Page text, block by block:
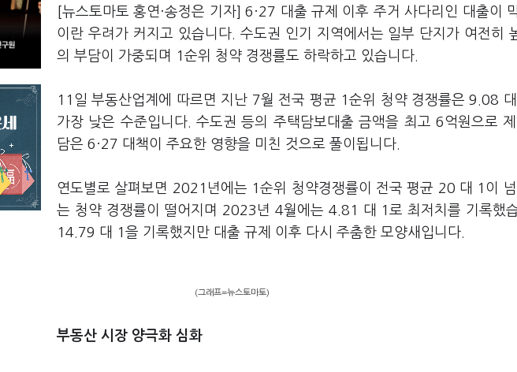
[뉴스토마토 홍연·송정은 기자] 6·27 대출 규제 이후 주거 사다리인 대출이
이란 우려가 커지고 있습니다. 수도권 인기 지역에서는 일부 단지가 여전히
의 부담이 가중되며 1순위 청약 경쟁률도 하락하고 있습니다.
11일 부동산업계에 따르면 지난 7월 전국 평균 1순위 청약 경쟁률은 9.08
가장 낮은 수준입니다. 수도권 등의 주택담보대출 금액을 최고 6억원으로
담은 6·27 대책이 주요한 영향을 미친 것으로 풀이됩니다.
연도별로 살펴보면 2021년에는 1순위 청약경쟁률이 전국 평균 20 대 1이
는 청약 경쟁률이 떨어지며 2023년 4월에는 4.81 대 1로 최저치를 기록했
14.79 대 1을 기록했지만 대출 규제 이후 다시 주춤한 모양새입니다.
(그래프=뉴스토마토)
부동산 시장 양극화 심화